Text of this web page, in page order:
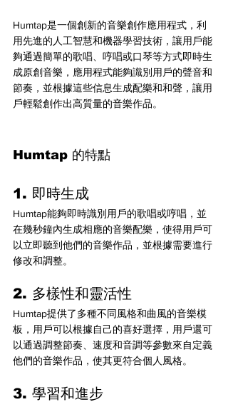
Humtap是一個創新的音樂創作應用程式，利
用先進的人工智慧和機器學習技術，讓用戶能
夠通過簡單的歌唱、哼唱或口琴等方式即時生
成原創音樂，應用程式能夠識別用戶的聲音和
節奏，並根據這些信息生成配樂和和聲，讓用
戶輕鬆創作出高質量的音樂作品。
Humtap 的特點
1. 即時生成
Humtap能夠即時識別用戶的歌唱或哼唱，並
在幾秒鐘內生成相應的音樂配樂，使得用戶可
以立即聽到他們的音樂作品，並根據需要進行
修改和調整。
2. 多樣性和靈活性
Humtap提供了多種不同風格和曲風的音樂模
板，用戶可以根據自己的喜好選擇，用戶還可
以通過調整節奏、速度和音調等參數來自定義
他們的音樂作品，使其更符合個人風格。
3. 學習和進步